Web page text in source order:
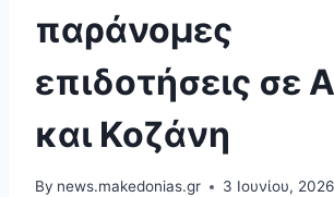
παράνομες
επιδοτήσεις σε
και Κοζάνη
By news.makedonias.gr 3 Ιουνίου, 2026